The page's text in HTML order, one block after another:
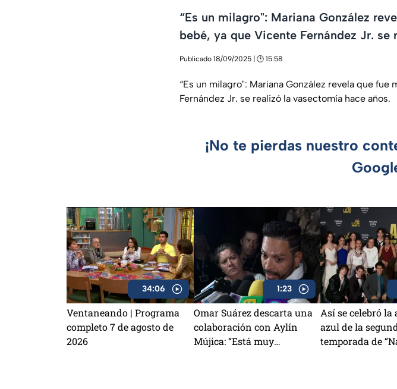
“Es un milagro": Mariana González
bebé, ya que Vicente Fernández Jr.
Publicado 18/09/2025 | 🕑 15:58
“Es un milagro": Mariana González revela que
Fernández Jr. se realizó la vasectomía hace años.
¡No te pierdas nuestro
34:06
Ventaneando | Programa
completo 7 de agosto de
2026
1:23
Omar Suárez descarta una
colaboración con Aylín
Mújica: “Está muy
Así se celebró la
azul de la
temporada de